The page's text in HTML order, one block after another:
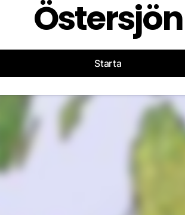
Östersjön
Starta